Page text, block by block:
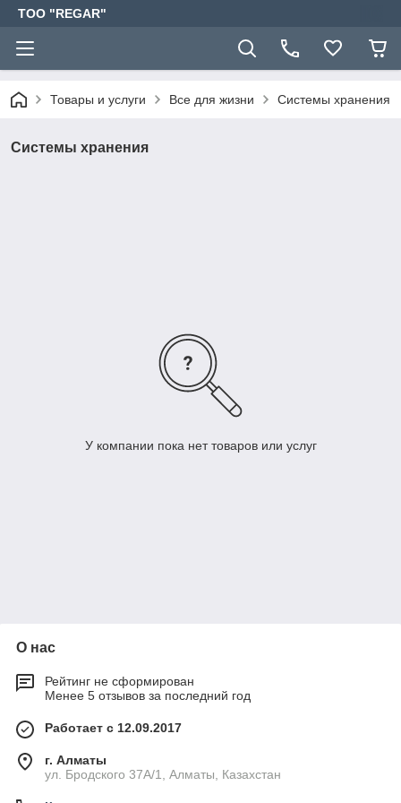
TOO "REGAR"
Товары и услуги Все для жизни Системы хранения
Системы хранения
У компании пока нет товаров или услуг
О нас
Рейтинг не сформирован
Менее 5 отзывов за последний год
Работает с 12.09.2017
г. Алматы
ул. Бродского 37А/1, Алматы, Казахстан